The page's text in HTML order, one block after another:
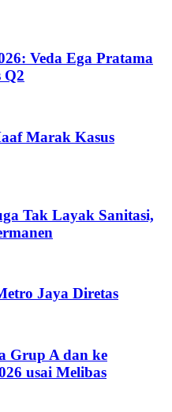
Veda Ega Pratama
Q2
Marak Kasus
Tak Layak Sanitasi,
Jaya Diretas
Grup A dan ke
usai Melibas